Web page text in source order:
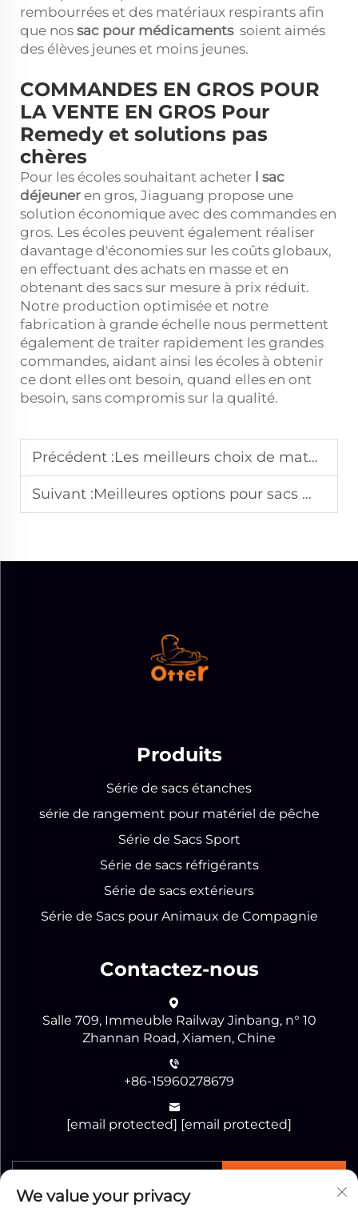
rembourrées et des matériaux respirants afin
que nos sac pour médicaments soient aimés
des élèves jeunes et moins jeunes.
COMMANDES EN GROS POUR
LA VENTE EN GROS Pour
Remedy et solutions pas
chères
Pour les écoles souhaitant acheter
sac
déjeuner en gros, Jiaguang propose une
solution économique avec des commandes en
gros. Les écoles peuvent également réaliser
davantage d'économies sur les coûts globaux,
en effectuant des achats en masse et en
obtenant des sacs sur mesure à prix réduit.
Notre production optimisée et notre
fabrication à grande échelle nous permettent
également de traiter rapidement les grandes
commandes, aidant ainsi les écoles à obtenir
ce dont elles ont besoin, quand elles en ont
besoin, sans compromis sur la qualité.
Précédent :Les meilleurs choix de matériaux pour des sacoches d'ordinateur durables et légères
Suivant :Meilleures options pour sacs médicaux personnalisés : Un guide d'achat
Produits
Série de sacs étanches
série de rangement pour matériel de pêche
Série de Sacs Sport
Série de sacs réfrigérants
Série de sacs extérieurs
Série de Sacs pour Animaux de Compagnie
Contactez-nous
Salle 709, Immeuble Railway Jinbang, n° 10
Zhannan Road, Xiamen, Chine
+86-15960278679
[email protected] [email protected]
We value your privacy